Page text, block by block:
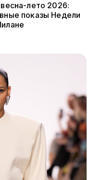
лето 2026:
показы Недели